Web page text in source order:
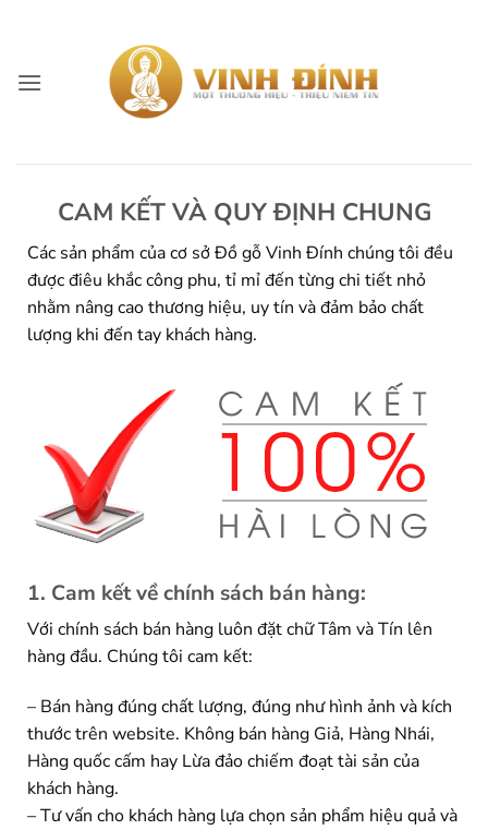
CAM KẾT VÀ QUY ĐỊNH CHUNG
Các sản phẩm của cơ sở Đồ gỗ Vinh Đính chúng tôi đều
được điêu khắc công phu, tỉ mỉ đến từng chi tiết nhỏ
nhằm nâng cao thương hiệu, uy tín và đảm bảo chất
lượng khi đến tay khách hàng.
1. Cam kết về chính sách bán hàng:
Với chính sách bán hàng luôn đặt chữ Tâm và Tín lên
hàng đầu. Chúng tôi cam kết:
– Bán hàng đúng chất lượng, đúng như hình ảnh và kích
thước trên website. Không bán hàng Giả, Hàng Nhái,
Hàng quốc cấm hay Lừa đảo chiếm đoạt tài sản của
khách hàng.
– Tư vấn cho khách hàng lựa chọn sản phẩm hiệu quả và